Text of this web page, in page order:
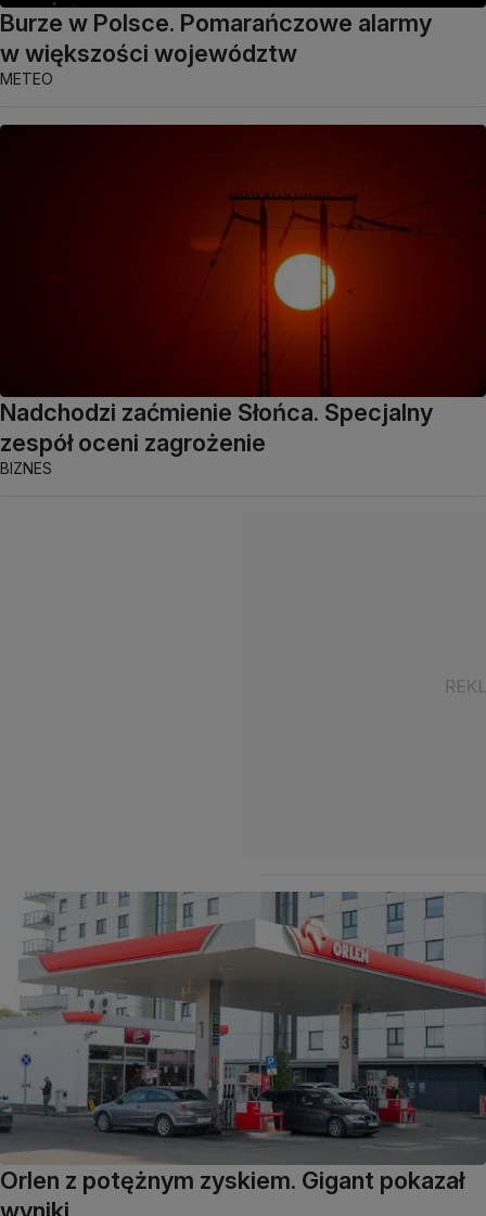
Burze w Polsce. Pomarańczowe alarmy
w większości województw
METEO
Nadchodzi zaćmienie Słońca. Specjalny
zespół oceni zagrożenie
BIZNES
Orlen z potężnym zyskiem. Gigant pokazał
wyniki